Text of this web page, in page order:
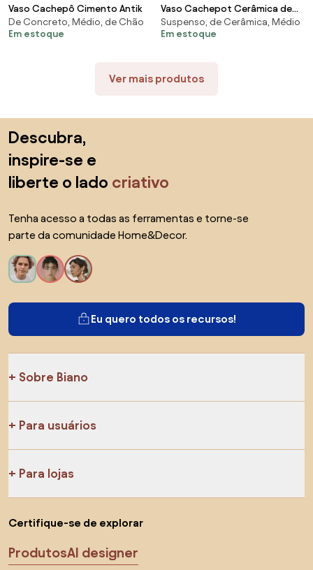
Vaso Cachepô Cimento Antik
De Concreto, Médio, de Chão
Em estoque
Vaso Cachepot Cerâmica de
Pendurar
Suspenso, de Cerâmica, Médio
Em estoque
Ver mais produtos
Descubra,
inspire-se e
liberte o lado criativo
Tenha acesso a todas as ferramentas e torne-se
parte da comunidade Home&Decor.
Eu quero todos os recursos!
Sobre Biano
Para usuários
Para lojas
Certifique-se de explorar
ProdutosAI designer